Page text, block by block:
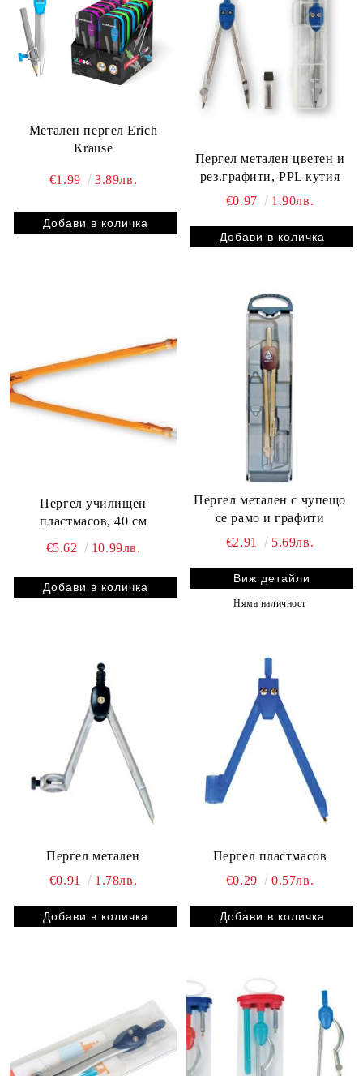
Метален пергел Erich
Krause
€1.99 3.89лв.
Пергел метален цветен и
рез.графити, PPL кутия
€0.97
1.90лв.
Пергел училищен
пластмасов, 40 см
€5.62
10.99лв.
Пергел метален с чупещо
се рамо и графити
€2.91
5.69лв.
Виж детайли
Няма наличност
Пергел метален
€0.91
1.78лв.
Пергел пластмасов
€0.29
0.57лв.